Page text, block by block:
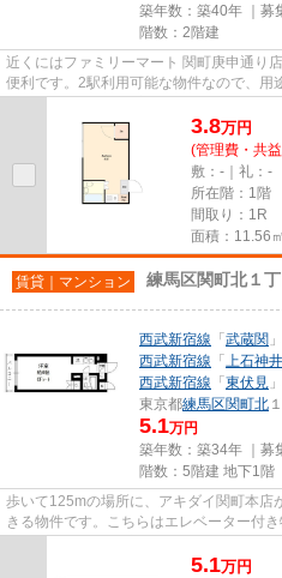
築年数：築40年 ｜募
階数：2階建
近くにはファミリーマート 関町庚申通り
便利です。2駅利用可能な物件なので、用
3.8万円
(管理費・共
敷：-｜礼：-
所在階：1階
間取り：1R
面積：11.56㎡
賃貸｜マンション 練馬区関町北１
西武新宿線 「 武蔵関
西武新宿線 「 上石神井
西武新宿線 「 東伏見
東京都練馬区関町北
5.1万円
築年数：築34年 ｜募
階数：5階建 地下1階
歩いて125mの場所に、アキダイ関町本店
きる物件です。こちらはエレベーター付
5.1万円